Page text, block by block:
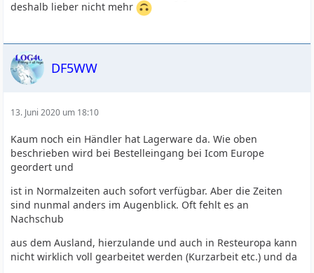
deshalb lieber nicht mehr
DF5WW
13. Juni 2020 um 18:10
Kaum noch ein Händler hat Lagerware da. Wie oben
beschrieben wird bei Bestelleingang bei Icom Europe
geordert und
ist in Normalzeiten auch sofort verfügbar. Aber die Zeiten
sind nunmal anders im Augenblick. Oft fehlt es an
Nachschub
aus dem Ausland, hierzulande und auch in Resteuropa kann
nicht wirklich voll gearbeitet werden (Kurzarbeit etc.) und da